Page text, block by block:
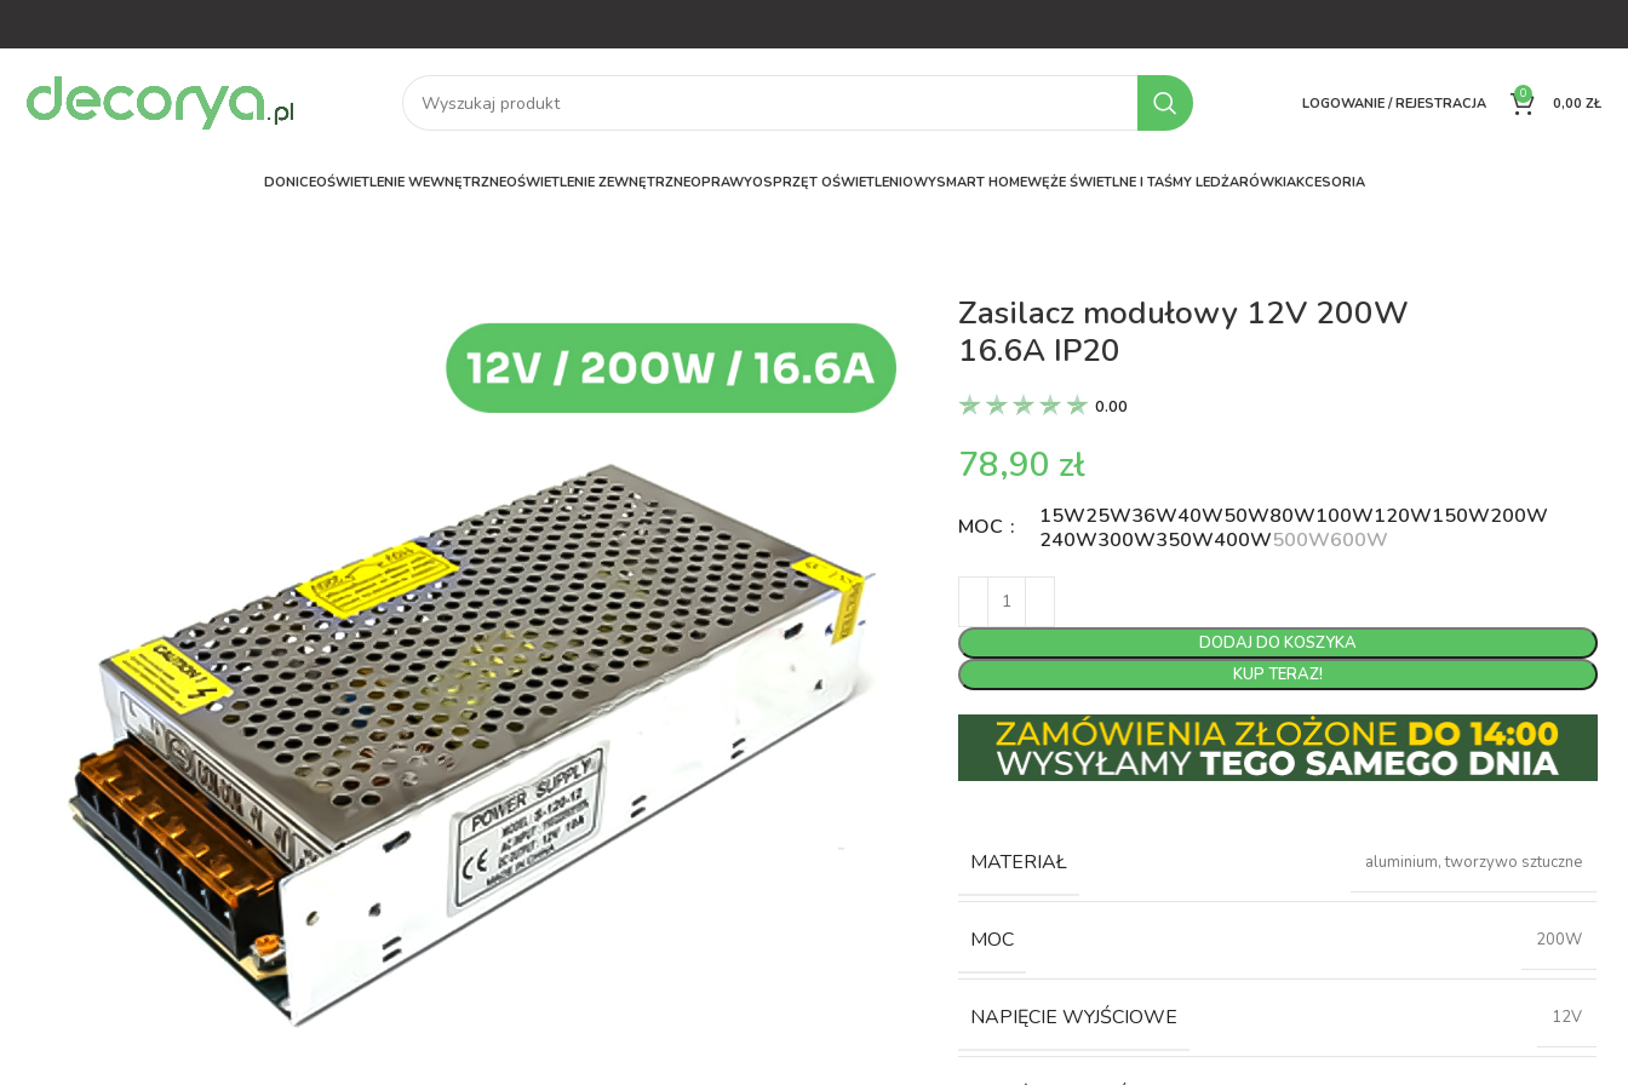
LOGOWANIE / REJESTRACJA
0
0,00 ZŁ
DONICEOŚWIETLENIE WEWNĘTRZNEOŚWIETLENIE ZEWNĘTRZNEOPRAWYOSPRZĘT OŚWIETLENIOWYSMART HOMEWĘŻE ŚWIETLNE I TAŚMY LEDŻARÓWKIAKCESORIA
Zasilacz modułowy 12V 200W
16.6A IP20
0.00
zł
MOC 15W25W36W40W50W80W100W120W150W200W
240W300W350W400W500W600W
DODAJ DO KOSZYKA
KUP TERAZ!
MATERIAŁ aluminium, tworzywo sztuczne
MOC 200W
NAPIĘCIE WYJŚCIOWE 12V